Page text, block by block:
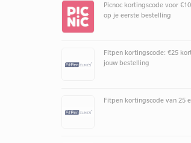
Picnoc kortingscode voor
op je eerste bestelling
Fitpen kortingscode: €25
jouw bestelling
Fitpen kortingscode van 25